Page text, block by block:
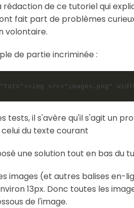
rédaction de ce tutoriel qui
fait part de problèmes
volontaire.
de partie incriminée :
tests, il s'avère qu'il s'agit un
du texte courant
une solution tout en bas du
images (et autres balises
13px. Donc toutes les
de l'image.